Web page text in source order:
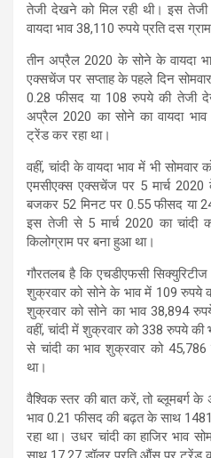
तेजी देखने को मिल रही थी। इस
वायदा भाव 38,110 रुपये प्रति दस
तीन अप्रैल 2020 के सोने के वायदा
एक्सचेंज पर सप्ताह के पहले दिन
0.28 फीसद या 108 रुपये की तेजी
अप्रैल 2020 का सोने का वायदा
ट्रेंड कर रहा था।
वहीं, चांदी के वायदा भाव में भी
एमसीएक्स एक्सचेंज पर 5 मार्च 2020
बजकर 52 मिनट पर 0.55 फीसद या
इस तेजी से 5 मार्च 2020 का चांदी
किलोग्राम पर बना हुआ था।
गौरतलब है कि एचडीएफसी
शुक्रवार को सोने के भाव में 109 रुपये
शुक्रवार को सोने का भाव 38,894
वहीं, चांदी में शुक्रवार को 338 रुपये
से चांदी का भाव शुक्रवार को
था।
वैश्विक स्तर की बात करें, तो ब्लूमबर्ग के
भाव 0.21 फीसद की बढ़त के साथ
रहा था। उधर चांदी का हाजिर भाव